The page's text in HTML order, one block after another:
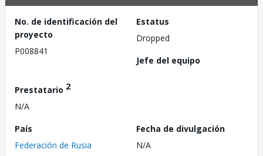
No. de identificación del
proyecto
P008841
Estatus
Dropped
Jefe del equipo
Prestatario 2
N/A
País
Federación de Rusia
Fecha de divulgación
N/A